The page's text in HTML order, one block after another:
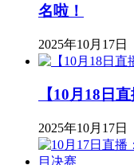
名啦！
2025年10月17日
【10月18日
2025年10月17日